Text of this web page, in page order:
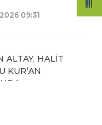
09:31
ALTAY, HALİT
KUR’AN